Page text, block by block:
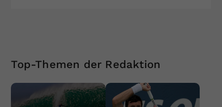
Top-Themen der Redaktion